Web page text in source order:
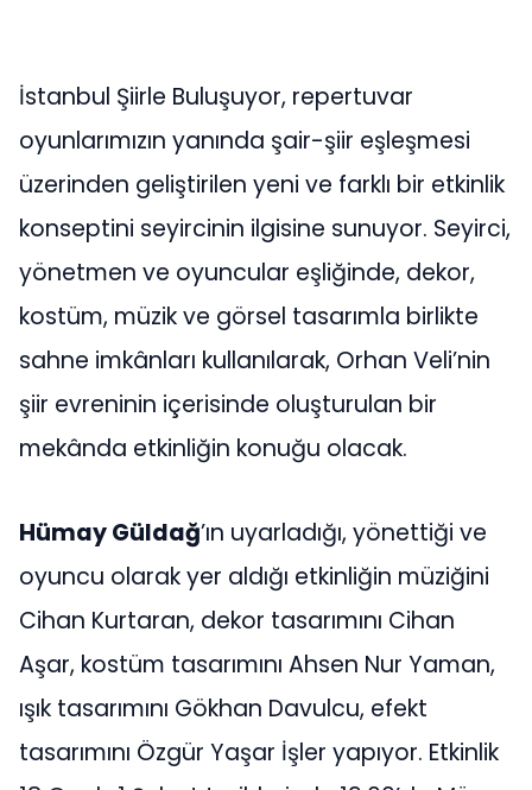
İstanbul Şiirle Buluşuyor, repertuvar
oyunlarımızın yanında şair-şiir eşleşmesi
üzerinden geliştirilen yeni ve farklı bir etkinlik
konseptini seyircinin ilgisine sunuyor. Seyirci,
yönetmen ve oyuncular eşliğinde, dekor,
kostüm, müzik ve görsel tasarımla birlikte
sahne imkânları kullanılarak, Orhan Veli’nin
şiir evreninin içerisinde oluşturulan bir
mekânda etkinliğin konuğu olacak.
Hümay Güldağ’ın uyarladığı, yönettiği ve
oyuncu olarak yer aldığı etkinliğin müziğini
Cihan Kurtaran, dekor tasarımını Cihan
Aşar, kostüm tasarımını Ahsen Nur Yaman,
ışık tasarımını Gökhan Davulcu, efekt
tasarımını Özgür Yaşar İşler yapıyor. Etkinlik